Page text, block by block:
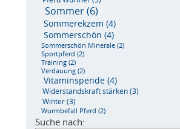
Sommer(6)
Sommerekzem (4)
Sommerschön (4)
Sommerschön Minerale (2)
Sportpferd (2)
Training (2)
Verdauung (2)
Vitaminspende(4)
Widerstandskraft stärken(3)
Winter(3)
Wurmbefall Pferd (2)
Suche nach: